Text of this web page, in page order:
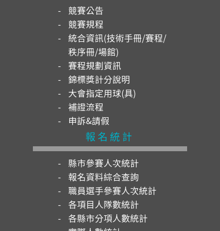
競賽公告
競賽規程
統合資訊(技術手冊/賽程/
秩序冊/場館)
賽程規劃資訊
錦標獎計分說明
大會指定用球(具)
補證流程
申訴&請假
報名統計
縣市參賽人次統計
報名資料綜合查詢
職員選手參賽人次統計
各項目人隊數統計
各縣市分項人數統計